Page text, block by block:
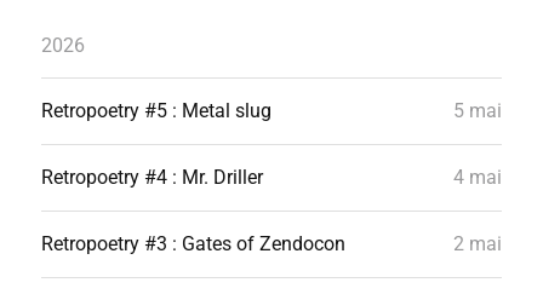
2026
Retropoetry #5 : Metal slug 5 mai
Retropoetry #4 : Mr. Driller 4 mai
Retropoetry #3 : Gates of Zendocon 2 mai